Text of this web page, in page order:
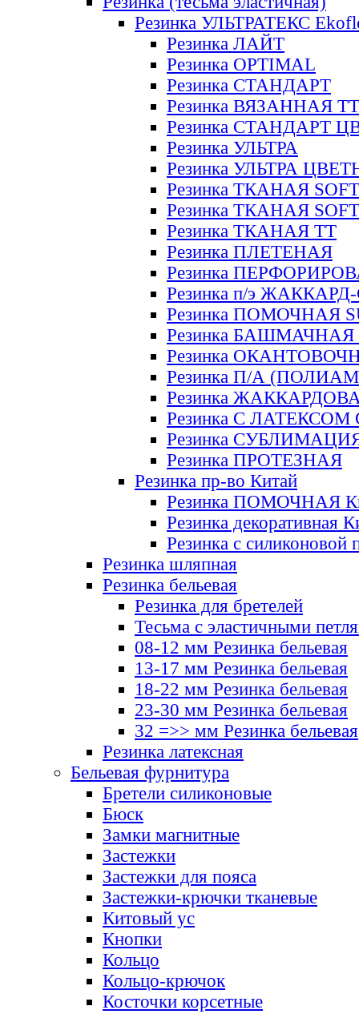
Резинка УЛЬТРАТЕКС
Резинка ЛАЙТ
Резинка OPTIMAL
Резинка СТАНДАРТ
Резинка ВЯЗАННАЯ ТТ
Резинка СТАНДАРТ
Резинка УЛЬТРА
Резинка УЛЬТРА
Резинка ТКАНАЯ SOFT
Резинка ТКАНАЯ
Резинка ТКАНАЯ ТТ
Резинка ПЛЕТЕНАЯ
Резинка
Резинка п/э
Резинка ПОМОЧНАЯ
Резинка БАШМАЧНАЯ
Резинка
Резинка П/А
Резинка
Резинка С ЛАТЕКСОМ
Резинка
Резинка ПРОТЕЗНАЯ
Резинка пр-во Китай
Резинка ПОМОЧНАЯ
Резинка декоративная
Резинка с силиконовой
Резинка шляпная
Резинка бельевая
Резинка для бретелей
Тесьма с эластичными
08-12 мм Резинка бельевая
13-17 мм Резинка бельевая
18-22 мм Резинка бельевая
23-30 мм Резинка бельевая
32 =>> мм Резинка бельевая
Резинка латексная
Бельевая фурнитура
Бретели силиконовые
Бюск
Замки магнитные
Застежки
Застежки для пояса
Застежки-крючки тканевые
Китовый ус
Кнопки
Кольцо
Кольцо-крючок
Косточки корсетные